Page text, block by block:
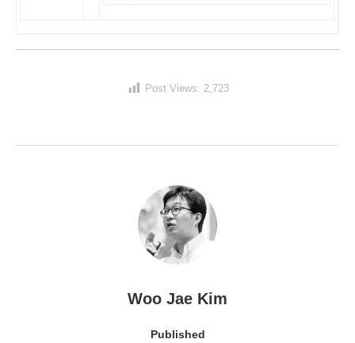
Post Views: 2,723
Woo Jae Kim
Published